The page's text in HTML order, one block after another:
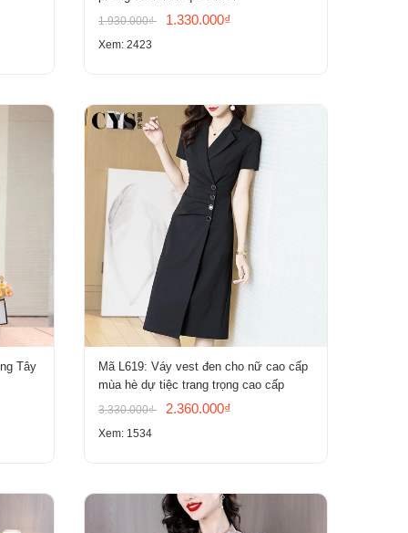
1.930.000₫ 1.330.000₫
Xem: 2423
Tây
Mã L619: Váy vest đen cho nữ cao cấp
mùa hè dự tiệc trang trọng cao cấp
3.330.000₫ 2.360.000₫
Xem: 1534